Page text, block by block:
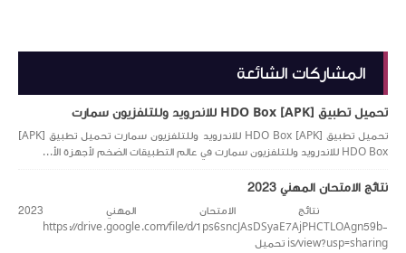
المشاركات الشائعة
تحميل تطبيق [APK] HDO Box للاندرويد وللتلفزيون سمارت
تحميل تطبيق [APK] HDO Box للاندرويد وللتلفزيون سمارت تحميل تطبيق [APK]
HDO Box للاندرويد وللتلفزيون سمارت في عالم التطبيقات الضخم لأجهزة الأ...
نتائج الامتحان المهني 2023
نتائج الامتحان المهني 2023
https://drive.google.com/file/d/1ps6sncJAsDSyaE7AjPHCTLOAgn59b-
is/view?usp=sharing تحميل